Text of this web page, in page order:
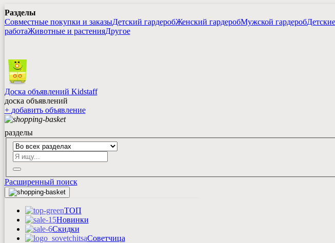
Разделы
Совместные покупки и заказыДетский гардеробЖенский гардеробМужской гардероб
работаЖивотные и растенияДругое
Доска объявлений Kidstaff
доска объявлений
+ добавитьобъявление
разделы
Расширенный поиск
ТОП
Новинки
Скидки
Советчица